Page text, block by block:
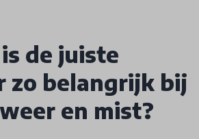
de juiste
zo belangrijk bij
en mist?